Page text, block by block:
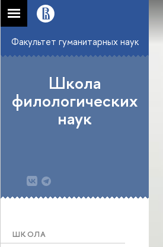
Факультет гуманитарных наук
Школа
филологических
наук
ШКОЛА